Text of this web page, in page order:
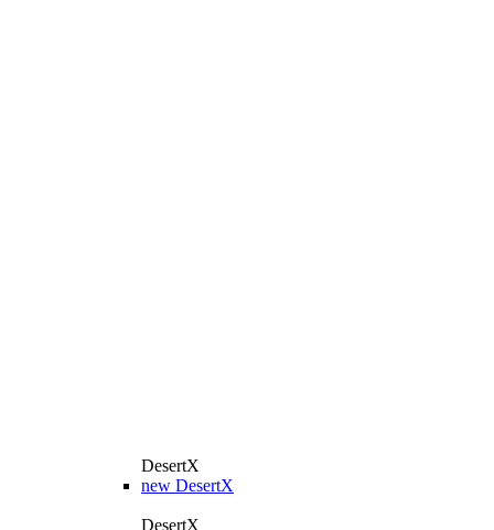
DesertX
new DesertX
DesertX